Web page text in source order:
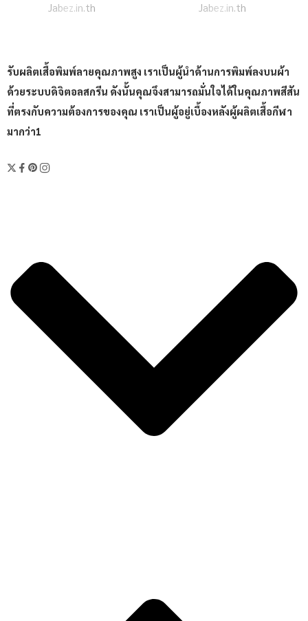
Jabez.in.th Jabez.in.th
รับผลิตเสื้อพิมพ์ลายคุณภาพสูง เราเป็นผู้นำด้านการพิมพ์ลงบนผ้า
ด้วยระบบดิจิตอลสกรีน ดังนั้นคุณจึงสามารถมั่นใจได้ในคุณภาพสีสัน
ที่ตรงกับความต้องการของคุณ เราเป็นผู้อยู่เบื้องหลังผู้ผลิตเสื้อกีฬา
มากว่า1